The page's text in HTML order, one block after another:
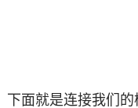
面就是连接我们的